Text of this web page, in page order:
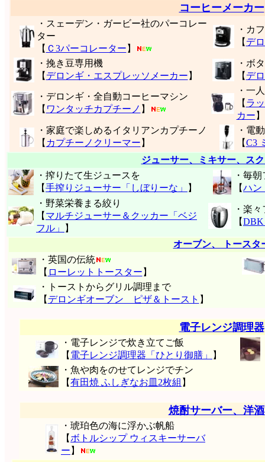
コーヒーメーカー
・スェーデン・ガービー社のパーコレー
ター
【 Ｃ3パーコレーター 】
・カ
【 デ
・挽き豆専用機
【 デロンギ・エスプレッソメーカー 】
・ボ
【 デ
・デロンギ・全自動コーヒーマシン
【 ワンタッチカプチーノ 】
・一
【 ラ
カー 】
・家庭で楽しめるイタリアンカプチーノ
【 カプチーノクリーマー 】
・電
【C3
ジューサー、ミキサー、ス
・搾りたて生ジュースを
【手搾りジューサー「しぼりーな」 】
・毎
【ハン
・野菜栄養まる絞り
【 マルチジューサー＆クッカー「ベジ
フル」
】
・楽
【DBK
オーブン、 トースタ
・英国の伝統
【 ローレットトースター 】
・トーストからグリル調理まで
【 デロンギオーブン ピザ＆トースト 】
電子レンジ調理器
・電子レンジで炊き立てご飯
【 電子レンジ調理器「ひとり御膳」 】
・魚や肉をのせてレンジでチン
【有田焼 ふしぎなお皿2枚組 】
焼酎サーバー、洋
・琥珀色の海に浮かぶ帆船
【 ボトルシップ ウィスキーサーバ
ー 】